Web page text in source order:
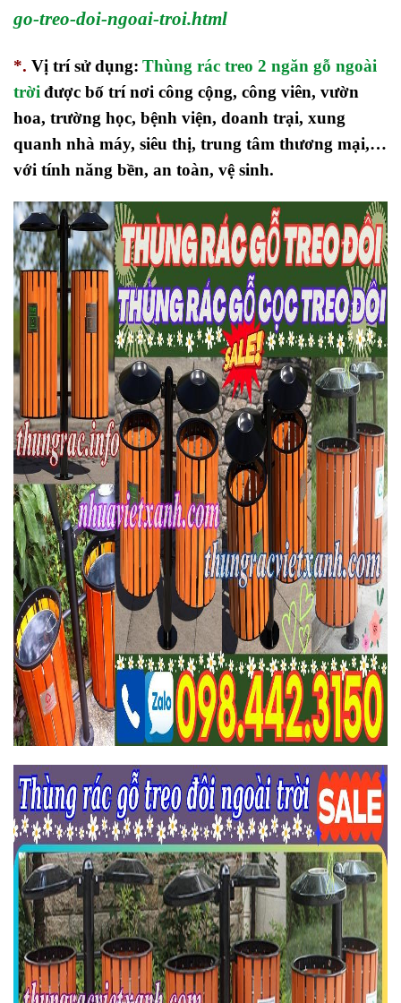
go-treo-doi-ngoai-troi.html
*. Vị trí sử dụng: Thùng rác treo 2 ngăn gỗ ngoài
trời được bố trí nơi công cộng, công viên, vườn
hoa, trường học, bệnh viện, doanh trại, xung
quanh nhà máy, siêu thị, trung tâm thương mại,…
với tính năng bền, an toàn, vệ sinh.